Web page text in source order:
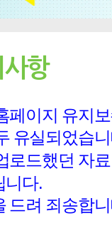
항
페이지 유지
유실되었습
로드했던 자
니다.
드려 죄송합